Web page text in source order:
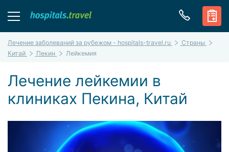
Лечение заболеваний за рубежом - hospitals-travel.ru
Страны
Китай
Пекин Лейкемия
Лечение лейкемии в
клиниках Пекина, Китай